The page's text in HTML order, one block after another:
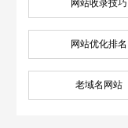
网站收录技巧
网站优化排名
老域名网站